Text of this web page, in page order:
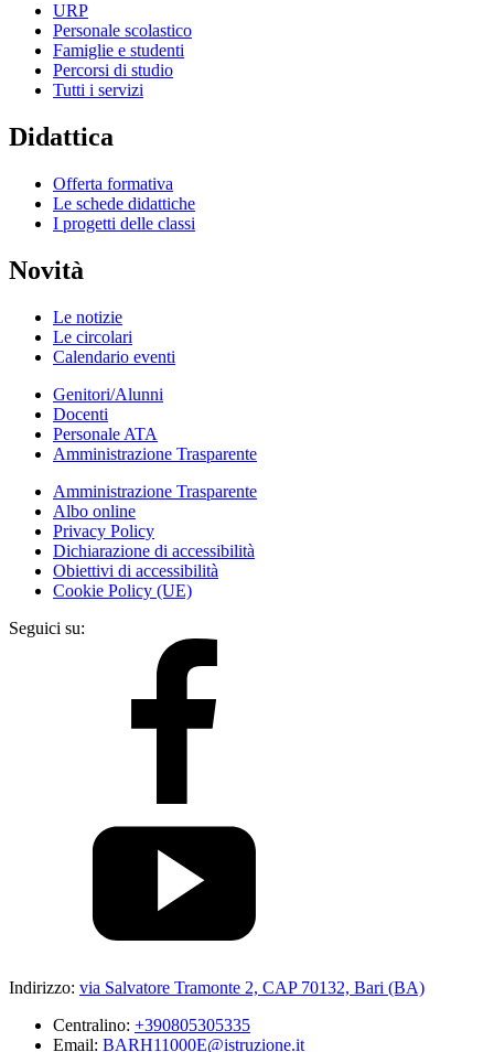
URP
Personale scolastico
Famiglie e studenti
Percorsi di studio
Tutti i servizi
Didattica
Offerta formativa
Le schede didattiche
I progetti delle classi
Novità
Le notizie
Le circolari
Calendario eventi
Genitori/Alunni
Docenti
Personale ATA
Amministrazione Trasparente
Amministrazione Trasparente
Albo online
Privacy Policy
Dichiarazione di accessibilità
Obiettivi di accessibilità
Cookie Policy (UE)
Seguici su:
Indirizzo: via Salvatore Tramonte 2, CAP 70132, Bari (BA)
Centralino: +390805305335
Email: BARH11000E@istruzione.it